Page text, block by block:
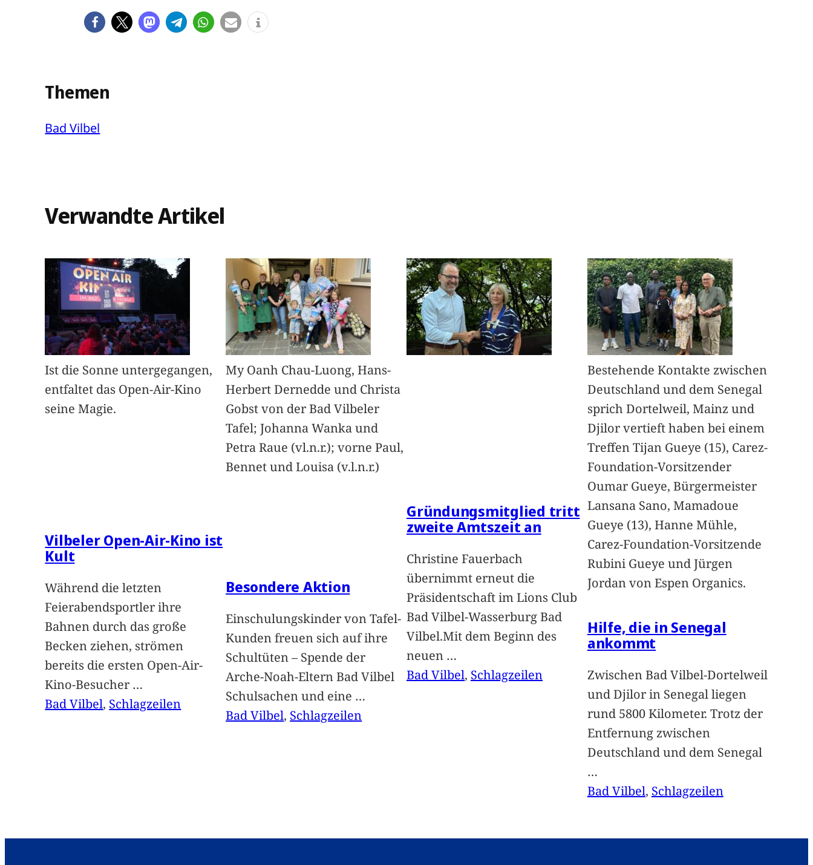
Themen
Bad Vilbel
Verwandte Artikel
Ist die Sonne untergegangen,
entfaltet das Open-Air-Kino
seine Magie.
Vilbeler Open-Air-Kino ist
Kult
Während die letzten
Feierabendsportler ihre
Bahnen durch das große
Becken ziehen, strömen
bereits die ersten Open-Air-
Kino-Besucher …
Bad Vilbel, Schlagzeilen
My Oanh Chau-Luong, Hans-
Herbert Dernedde und Christa
Gobst von der Bad Vilbeler
Tafel; Johanna Wanka und
Petra Raue (vl.n.r.); vorne Paul,
Bennet und Louisa (v.l.n.r.)
Besondere Aktion
Einschulungskinder von Tafel-
Kunden freuen sich auf ihre
Schultüten – Spende der
Arche-Noah-Eltern Bad Vilbel
Schulsachen und eine …
Bad Vilbel, Schlagzeilen
Gründungsmitglied tritt
zweite Amtszeit an
Christine Fauerbach
übernimmt erneut die
Präsidentschaft im Lions Club
Bad Vilbel-Wasserburg Bad
Vilbel.Mit dem Beginn des
neuen …
Bad Vilbel, Schlagzeilen
Bestehende Kontakte zwischen
Deutschland und dem Senegal
sprich Dortelweil, Mainz und
Djilor vertieft haben bei einem
Treffen Tijan Gueye (15), Carez-
Foundation-Vorsitzender
Oumar Gueye, Bürgermeister
Lansana Sano, Mamadoue
Gueye (13), Hanne Mühle,
Carez-Foundation-Vorsitzende
Rubini Gueye und Jürgen
Jordan von Espen Organics.
Hilfe, die in Senegal
ankommt
Zwischen Bad Vilbel-Dortelweil
und Djilor in Senegal liegen
rund 5800 Kilometer. Trotz der
Entfernung zwischen
Deutschland und dem Senegal
…
Bad Vilbel, Schlagzeilen